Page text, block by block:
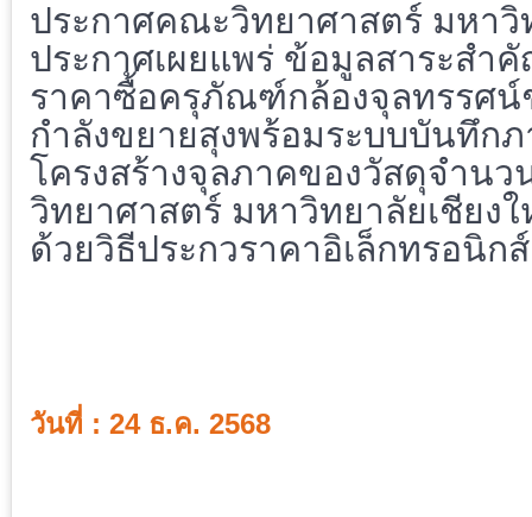
ประกาศคณะวิทยาศาสตร์ มหาวิ
ประกาศเผยแพร่ ข้อมูลสาระส
ราคาซื้อครุภัณฑ์กล้องจุลทรรศ
กำลังขยายสุงพร้อมระบบบันทึก
โครงสร้างจุลภาคของวัสดุจำน
วิทยาศาสตร์ มหาวิทยาลัยเชียง
ด้วยวิธีประกวราคาอิเล็กทรอนิก
วันที่ : 24 ธ.ค. 2568